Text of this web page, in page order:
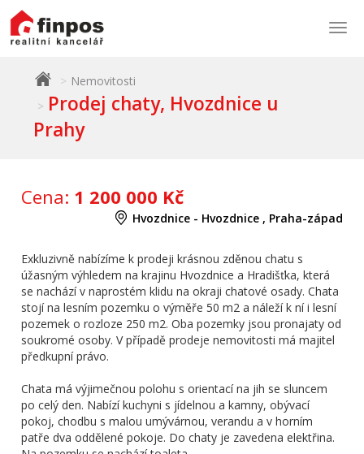
Nemovitosti
Prodej chaty, Hvozdnice u
Prahy
Cena: 1 200 000 Kč
Hvozdnice - Hvozdnice , Praha-západ
Exkluzivně nabízíme k prodeji krásnou zděnou chatu s
úžasným výhledem na krajinu Hvozdnice a Hradišťka, která
se nachází v naprostém klidu na okraji chatové osady. Chata
stojí na lesním pozemku o výměře 50 m2 a náleží k ní i lesní
pozemek o rozloze 250 m2. Oba pozemky jsou pronajaty od
soukromé osoby. V případě prodeje nemovitosti má majitel
předkupní právo.
Chata má výjimečnou polohu s orientací na jih se sluncem
po celý den. Nabízí kuchyni s jídelnou a kamny, obývací
pokoj, chodbu s malou umývárnou, verandu a v horním
patře dva oddělené pokoje. Do chaty je zavedena elektřina.